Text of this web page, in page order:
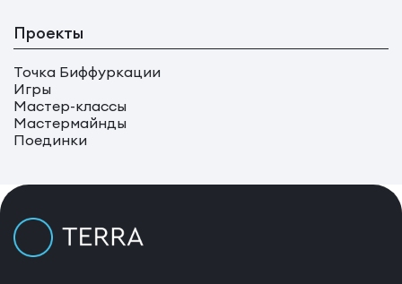
Проекты
Точка Биффуркации
Игры
Мастер-классы
Мастермайнды
Поединки